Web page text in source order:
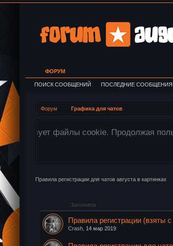
Форум Графика для чатов
cookie. Внимание! Все
Правила регистрации для чатов августа в картинках
Заголовок
Правила регистрации (взяты с
Crash 14 мар 2019
ФОРУМ
ПОИСК СООБЩЕНИЙ ПОСЛЕДНИЕ СООБЩЕНИЯ